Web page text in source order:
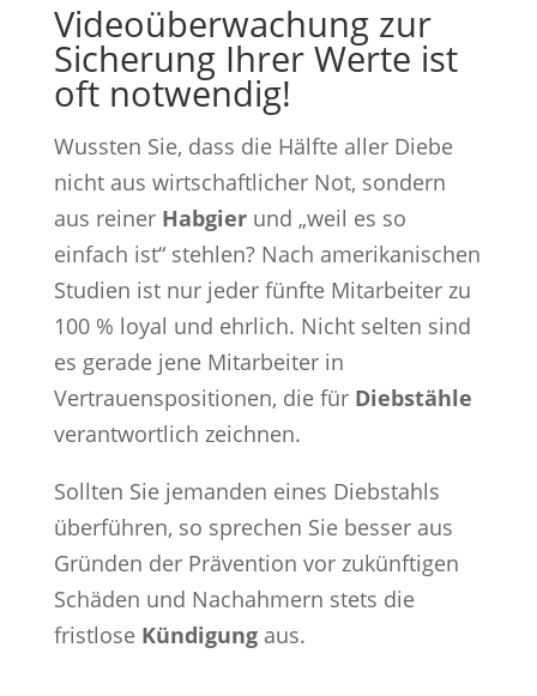
Videoüberwachung zur
Sicherung Ihrer Werte ist
oft notwendig!
Wussten Sie, dass die Hälfte aller Diebe
nicht aus wirtschaftlicher Not, sondern
aus reiner Habgierund „weil es so
einfach ist“ stehlen? Nach amerikanischen
Studien ist nur jeder fünfte Mitarbeiter zu
100 % loyal und ehrlich. Nicht selten sind
es gerade jene Mitarbeiter in
Vertrauenspositionen, die für Diebstähle
verantwortlich zeichnen.
Sollten Sie jemanden eines Diebstahls
überführen, so sprechen Sie besser aus
Gründen der Prävention vor zukünftigen
Schäden und Nachahmern stets die
fristlose Kündigungaus.